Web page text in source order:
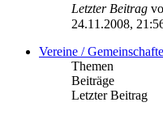
Letzter Beitrag
24.11.2008,
Vereine /
Themen
Beiträge
Letzter Beitrag